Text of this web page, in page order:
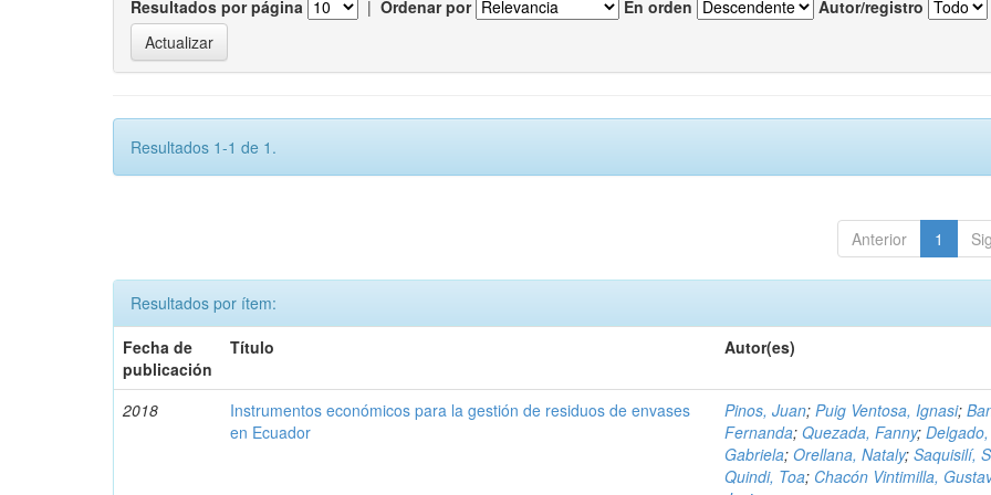
Resultados por página | Ordenar por En orden Autor/registro
Resultados 1-1 de 1.
Anterior 1
Resultados por ítem:
Fecha de
publicación
Título Autor(es)
2018
Instrumentos económicos para la gestión de residuos de envases
en Ecuador
Pinos, Juan;Puig Ventosa, Ignasi;
Fernanda;Quezada, Fanny;Delgado,
Gabriela;Orellana, Nataly;Saquisilí,
Quindi, Toa; Chacón Vintimilla,